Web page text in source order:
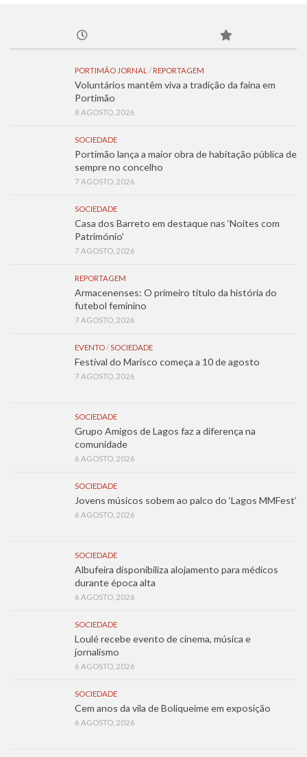
PORTIMÃO JORNAL / REPORTAGEM
Voluntários mantêm viva a tradição da faina em
Portimão
8 AGOSTO, 2026
SOCIEDADE
Portimão lança a maior obra de habitação pública de
sempre no concelho
7 AGOSTO, 2026
SOCIEDADE
Casa dos Barreto em destaque nas ‘Noites com
Património’
7 AGOSTO, 2026
REPORTAGEM
Armacenenses: O primeiro título da história do
futebol feminino
7 AGOSTO, 2026
EVENTO/SOCIEDADE
Festival do Marisco começa a 10 de agosto
7 AGOSTO, 2026
SOCIEDADE
Grupo Amigos de Lagos faz a diferença na
comunidade
6 AGOSTO, 2026
SOCIEDADE
Jovens músicos sobem ao palco do ‘Lagos MMFest’
6 AGOSTO, 2026
SOCIEDADE
Albufeira disponibiliza alojamento para médicos
durante época alta
6 AGOSTO, 2026
SOCIEDADE
Loulé recebe evento de cinema, música e
jornalismo
6 AGOSTO, 2026
SOCIEDADE
Cem anos da vila de Boliqueime em exposição
6 AGOSTO, 2026